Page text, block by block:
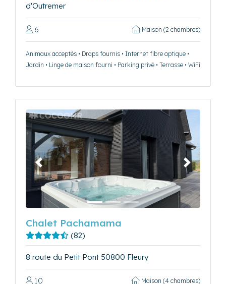
d'Outremer
6 Maison (2 chambres)
Animaux acceptés • Draps fournis • Internet fibre optique •
Jardin • Linge de maison fourni • Parking privé • Terrasse • WiFi
Précédent Suivant
Chalet Pachamama
(82)
8 route du Petit Pont 50800 Fleury
10 Maison (4 chambres)